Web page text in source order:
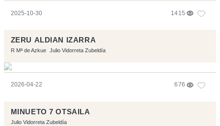
2025-10-30 1415
ZERU ALDIAN IZARRA
R Mª de Azkue Julio Vidorreta Zubeldía
2026-04-22 676
MINUETO 7 OTSAILA
Julio Vidorreta Zubeldía